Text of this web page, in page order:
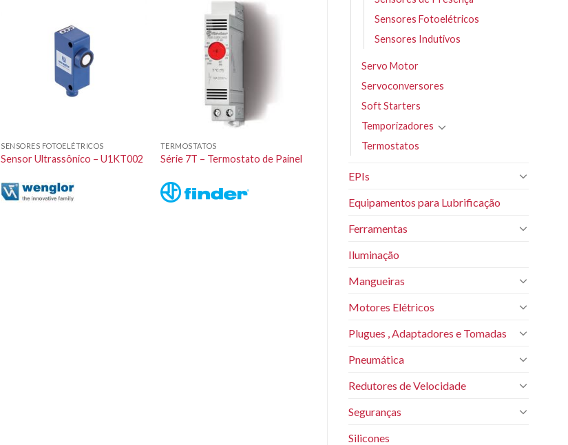
Sensores Fotoelétricos
Sensores Indutivos
Servo Motor
Servoconversores
Soft Starters
Temporizadores
Termostatos
EPIs
Equipamentos para Lubrificação
Ferramentas
Iluminação
Mangueiras
Motores Elétricos
Plugues , Adaptadores e Tomadas
Pneumática
Redutores de Velocidade
Seguranças
Silicones
SENSORES FOTOELÉTRICOS
Sensor Ultrassônico – U1KT002
TERMOSTATOS
Série 7T – Termostato de Painel